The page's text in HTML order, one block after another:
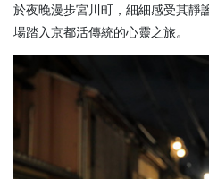
於夜晚漫步宮川町，細細感受其靜
場踏入京都活傳統的心靈之旅。